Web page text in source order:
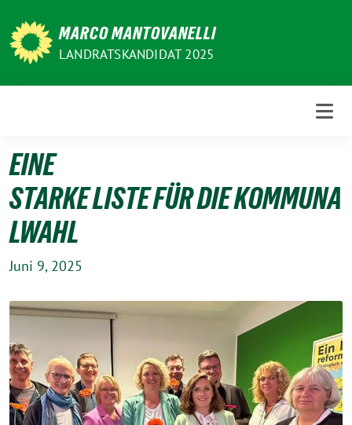
zum
Inhalt
MARCO MANTOVANELLI
LANDRATSKANDIDAT 2025
EINE
STARKE LISTE FÜR DIE KOMMUNA
LWAHL
Juni 9, 2025